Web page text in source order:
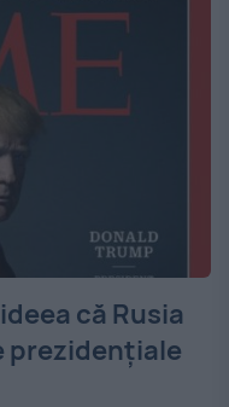
că Rusia
prezidenţiale